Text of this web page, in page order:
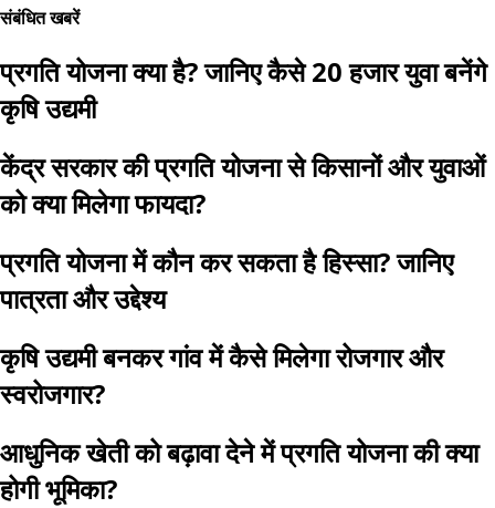
संबंधित खबरें
प्रगति योजना क्या है? जानिए कैसे 20 हजार युवा बनेंगे
कृषि उद्यमी
केंद्र सरकार की प्रगति योजना से किसानों और युवाओं
को क्या मिलेगा फायदा?
प्रगति योजना में कौन कर सकता है हिस्सा? जानिए
पात्रता और उद्देश्य
कृषि उद्यमी बनकर गांव में कैसे मिलेगा रोजगार और
स्वरोजगार?
आधुनिक खेती को बढ़ावा देने में प्रगति योजना की क्या
होगी भूमिका?